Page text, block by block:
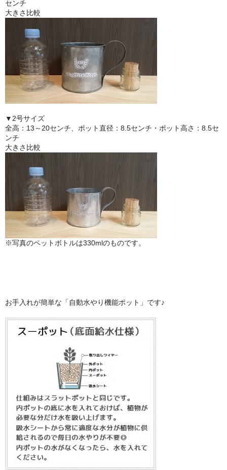
センチ
大きさ比較
▼2号サイズ
全高：13～20センチ、ポット直径：8.5センチ・ポット高さ：8.5セ
ンチ
大きさ比較
※写真のペットボトルは330mlのものです。
お手入れが簡単な「自動水やり機能ポット」です♪